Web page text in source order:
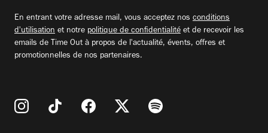
En entrant votre adresse mail, vous acceptez nos conditions
d'utilisation et notre politique de confidentialité et de recevoir les
emails de Time Out à propos de l'actualité, évents, offres et
promotionnelles de nos partenaires.